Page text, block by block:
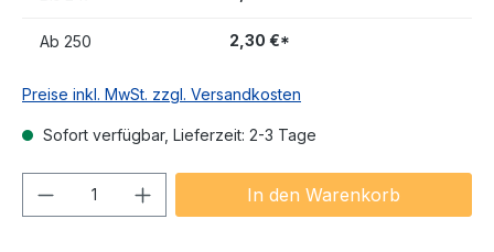
Ab 250 2,30 €*
Preise inkl. MwSt. zzgl. Versandkosten
Sofort verfügbar, Lieferzeit: 2-3 Tage
Produkt Anzahl: Gib denIn den Warenkorb